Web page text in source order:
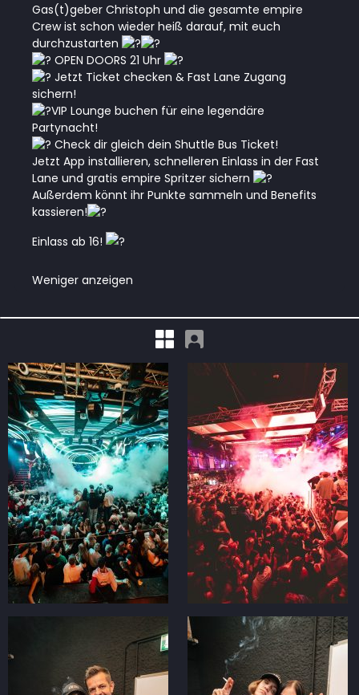
Gas(t)geber Christoph und die gesamte empire
Crew ist schon wieder heiß darauf, mit euch
durchzustarten
OPEN DOORS 21 Uhr
Jetzt Ticket checken & Fast Lane Zugang
sichern!
VIP Lounge buchen für eine legendäre
Partynacht!
Check dir gleich dein Shuttle Bus Ticket!
Jetzt App installieren, schnelleren Einlass in der Fast
Lane und gratis empire Spritzer sichern
Außerdem könnt ihr Punkte sammeln und Benefits
kassieren!
Einlass ab 16!
Weniger anzeigen